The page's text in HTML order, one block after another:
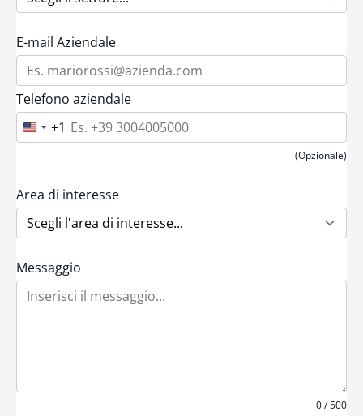
E-mail Aziendale
Telefono aziendale
U
n
d
S
t
a
s
+
1
+1
(Opzionale)
Area di interesse
Messaggio
0 / 500